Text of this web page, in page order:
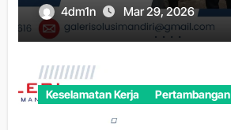
4dm1n Mar 29, 2026
Keselamatan Kerja Pertambangan